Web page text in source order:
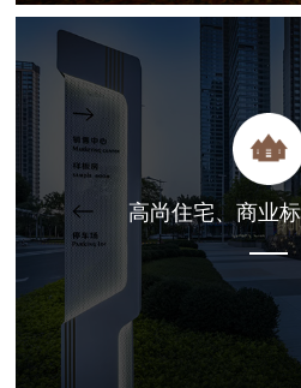
高尚住宅、商业